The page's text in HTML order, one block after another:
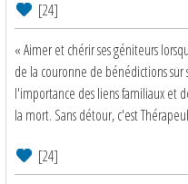
[24]
« Aimer et chérir ses géniteurs
de la couronne de bénédictions
l'importance des liens familiaux et
la mort. Sans détour, c'est
[24]